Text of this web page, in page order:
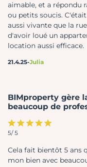
aimable, et a répondu
ou petits soucis.
aussi vivante que la
d'avoir loué un
location aussi efficace.
21.4.25-Julia
BIMproperty gère
beaucoup de
5/ 5
Cela fait bientôt 5 ans
mon bien avec